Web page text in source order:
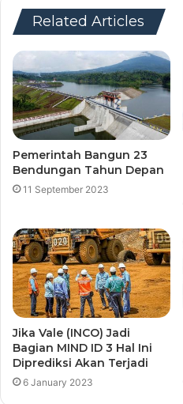
Related Articles
Pemerintah Bangun 23
Bendungan Tahun Depan
11 September 2023
Jika Vale (INCO) Jadi
Bagian MIND ID 3 Hal Ini
Diprediksi Akan Terjadi
6 January 2023